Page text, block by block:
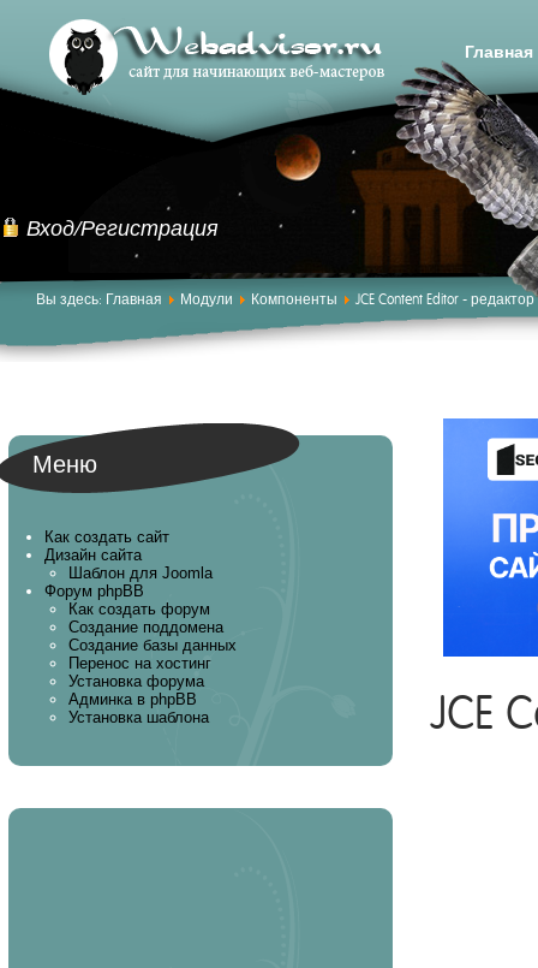
Главная
Вход/Регистрация
Вы здесь: Главная Модули Компоненты JCE Content Editor -
Меню
Как создать сайт
Дизайн сайта
Шаблон для Joomla
Форум phpBB
Как создать форум
Создание поддомена
Создание базы данных
Перенос на хостинг
Установка форума
Админка в phpBB
Установка шаблона
JCE